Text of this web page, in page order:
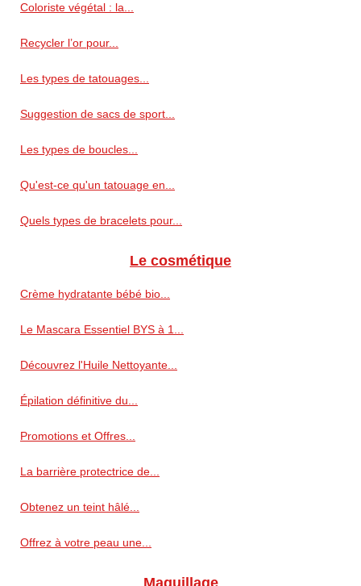
Coloriste végétal : la...
Recycler l’or pour...
Les types de tatouages...
Suggestion de sacs de sport...
Les types de boucles...
Qu'est-ce qu'un tatouage en...
Quels types de bracelets pour...
Le cosmétique
Crème hydratante bébé bio...
Le Mascara Essentiel BYS à 1...
Découvrez l'Huile Nettoyante...
Épilation définitive du...
Promotions et Offres...
La barrière protectrice de...
Obtenez un teint hâlé...
Offrez à votre peau une...
Maquillage